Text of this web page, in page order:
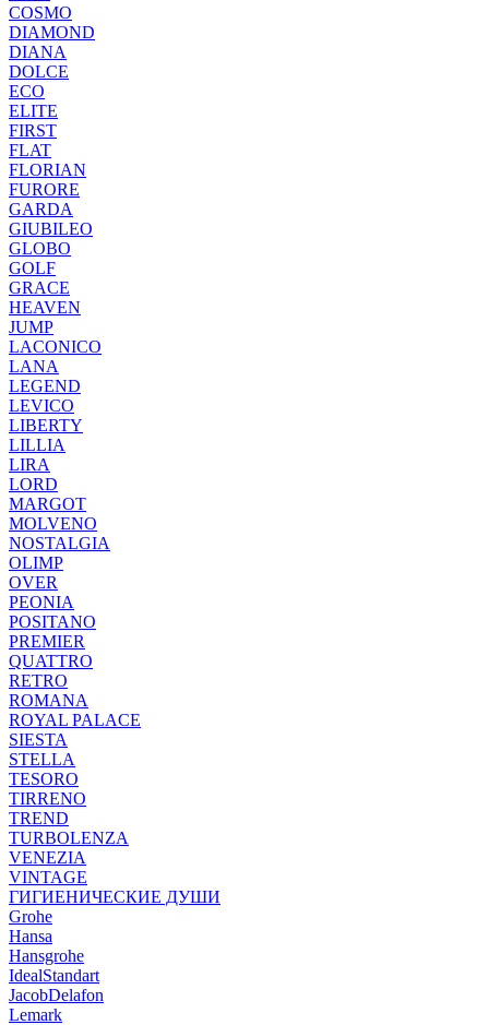
COSMO
DIAMOND
DIANA
DOLCE
ECO
ELITE
FIRST
FLAT
FLORIAN
FURORE
GARDA
GIUBILEO
GLOBO
GOLF
GRACE
HEAVEN
JUMP
LACONICO
LANA
LEGEND
LEVICO
LIBERTY
LILLIA
LIRA
LORD
MARGOT
MOLVENO
NOSTALGIA
OLIMP
OVER
PEONIA
POSITANO
PREMIER
QUATTRO
RETRO
ROMANA
ROYAL PALACE
SIESTA
STELLA
TESORO
TIRRENO
TREND
TURBOLENZA
VENEZIA
VINTAGE
ГИГИЕНИЧЕСКИЕ ДУШИ
Grohe
Hansa
Hansgrohe
IdealStandart
JacobDelafon
Lemark